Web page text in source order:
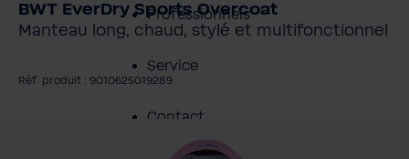
Professionnels
Service
Contact
BWT EverDry Sports Overcoat
Manteau long, chaud, stylé et multifonctionnel
Réf. produit : 9010625019289